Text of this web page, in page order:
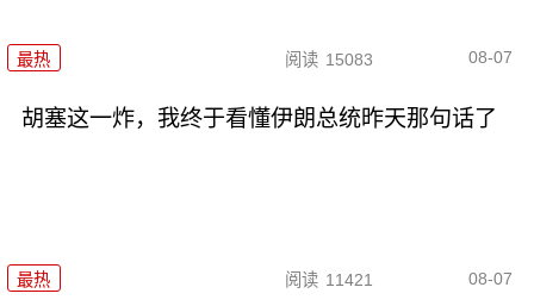
最热 阅读 15083 08-07
胡塞这一炸，我终于看懂伊朗总统昨天那句话了
最热 阅读 11421 08-07